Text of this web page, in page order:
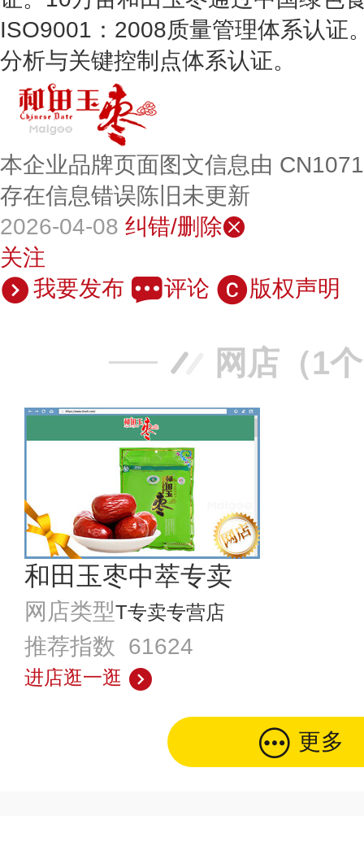
ISO9001：2008质量管理体系认证
分析与关键控制点体系认证。
本企业品牌页面图文信息由
存在信息错误陈旧未更新
2026-04-08 纠错/删除
关注
我要发布
评论 版权声明
网店（1
和田玉枣中萃专卖
网店类型T专卖专营店
推荐指数 61624
进店逛一逛
更多